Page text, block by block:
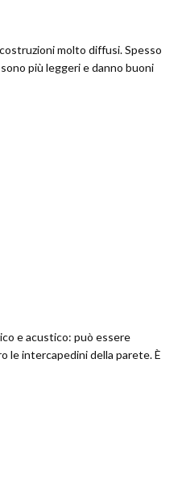
molto diffusi. Spesso
più leggeri e danno buoni
e acustico: può essere
le intercapedini della parete. È